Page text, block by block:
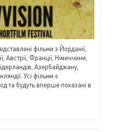
фільми з Йорданії,
Австрії, Франції, Німеччини,
Азербайджану,
Усі фільми є
та будуть вперше показані в